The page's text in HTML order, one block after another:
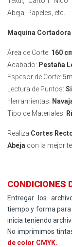
Abeja, Papeles, etc.
Maquina Cortadora
Área de Corte: 160
Acabado: Pestaña
Espesor de Corte:
Lectura de Puntos: Si
Herramientas:
Tipo de Materiales:
Realiza Cortes
Abeja con la mejor
CONDICIONES
Entregar los
tiempo y forma para
inicia teniendo
No imprimimos
de color CMYK.